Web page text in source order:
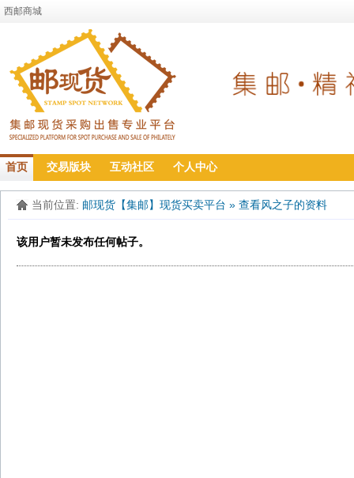
西邮商城
首页 交易版块 互动社区 个人中心
当前位置: 邮现货【集邮】现货买卖平台 » 查看风之子的资料
该用户暂未发布任何帖子。